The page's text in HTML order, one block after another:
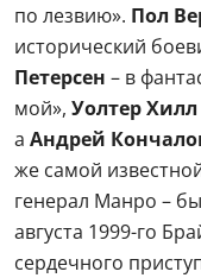
по лезвию». Пол
исторический
Петерсен – в
мой», Уолтер Хилл
а Андрей
же самой
генерал Манро –
августа 1999-го
сердечного